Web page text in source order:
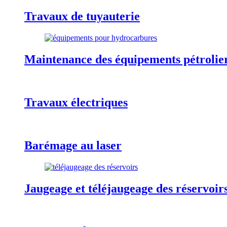
Travaux de tuyauterie
Maintenance des équipements
Travaux électriques
Barémage au laser
Jaugeage et téléjaugeage des